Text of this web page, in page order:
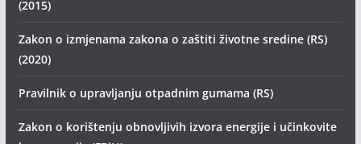
(2015)
Zakon o izmjenama zakona o zaštiti životne sredine (RS)
(2020)
Pravilnik o upravljanju otpadnim gumama (RS)
Zakon o korištenju obnovljivih izvora energije i učinkovite